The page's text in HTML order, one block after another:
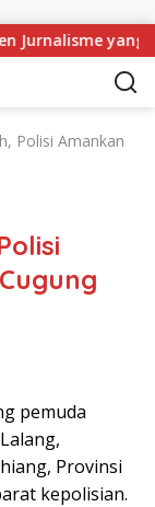
yang
Polisi Amankan
pemuda
Provinsi
kepolisian.